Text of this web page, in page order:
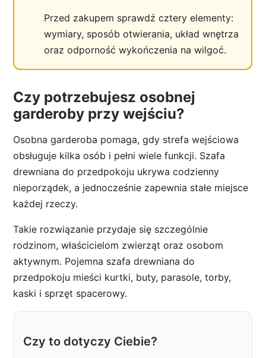
Przed zakupem sprawdź cztery elementy:
wymiary, sposób otwierania, układ wnętrza
oraz odporność wykończenia na wilgoć.
Czy potrzebujesz osobnej
garderoby przy wejściu?
Osobna garderoba pomaga, gdy strefa wejściowa
obsługuje kilka osób i pełni wiele funkcji. Szafa
drewniana do przedpokoju ukrywa codzienny
nieporządek, a jednocześnie zapewnia stałe miejsce
każdej rzeczy.
Takie rozwiązanie przydaje się szczególnie
rodzinom, właścicielom zwierząt oraz osobom
aktywnym. Pojemna szafa drewniana do
przedpokoju mieści kurtki, buty, parasole, torby,
kaski i sprzęt spacerowy.
Czy to dotyczy Ciebie?